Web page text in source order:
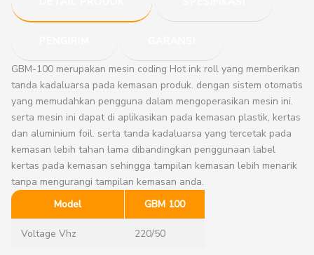
GBM-100 merupakan mesin coding Hot ink roll yang memberikan
tanda kadaluarsa pada kemasan produk. dengan sistem otomatis
yang memudahkan pengguna dalam mengoperasikan mesin ini.
serta mesin ini dapat di aplikasikan pada kemasan plastik, kertas
dan aluminium foil. serta tanda kadaluarsa yang tercetak pada
kemasan lebih tahan lama dibandingkan penggunaan label
kertas pada kemasan sehingga tampilan kemasan lebih menarik
tanpa mengurangi tampilan kemasan anda.
Model
GBM 100
Voltage Vhz 220/50